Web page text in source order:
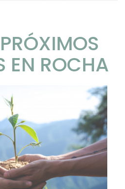
EN ROCHA